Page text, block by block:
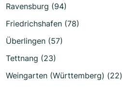
Ravensburg (94)
Friedrichshafen (78)
Überlingen (57)
Tettnang (23)
Weingarten (Württemberg) (22)